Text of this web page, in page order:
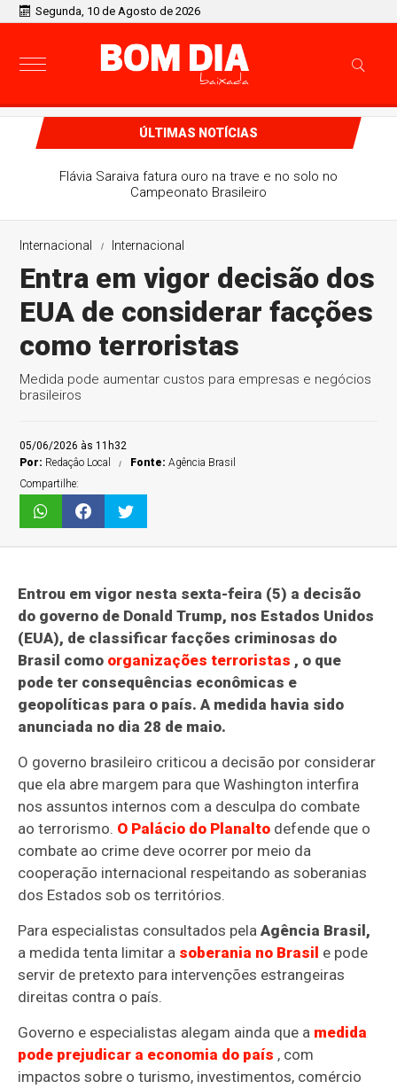
Segunda, 10 de Agosto de 2026
ÚLTIMAS NOTÍCIAS
Flávia Saraiva fatura ouro na trave e no solo no
Campeonato Brasileiro
Internacional Internacional
Entra em vigor decisão dos
EUA de considerar facções
como terroristas
Medida pode aumentar custos para empresas e negócios
brasileiros
05/06/2026 às 11h32
Por: Redaçâo Local Fonte:Agência Brasil
Compartilhe:
Entrou em vigor nesta sexta-feira (5) a decisão
do governo de Donald Trump, nos Estados Unidos
(EUA), de classificar facções criminosas do
Brasil como organizações terroristas , o que
pode ter consequências econômicas e
geopolíticas para o país. A medida havia sido
anunciada no dia 28 de maio.
O governo brasileiro criticou a decisão por considerar
que ela abre margem para que Washington interfira
nos assuntos internos com a desculpa do combate
ao terrorismo. O Palácio do Planalto defende que o
combate ao crime deve ocorrer por meio da
cooperação internacional respeitando as soberanias
dos Estados sob os territórios.
Para especialistas consultados pelaAgência Brasil,
a medida tenta limitar a soberania no Brasil e pode
servir de pretexto para intervenções estrangeiras
direitas contra o país.
Governo e especialistas alegam ainda que a medida
pode prejudicar a economia do país , com
impactos sobre o turismo, investimentos, comércio